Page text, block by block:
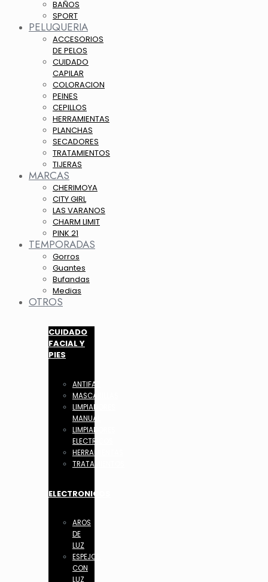
BAÑOS
SPORT
PELUQUERIA
ACCESORIOS
DE PELOS
CUIDADO
CAPILAR
COLORACION
PEINES
CEPILLOS
HERRAMIENTAS
PLANCHAS
SECADORES
TRATAMIENTOS
TIJERAS
MARCAS
CHERIMOYA
CITY GIRL
LAS VARANOS
CHARM LIMIT
PINK 21
TEMPORADAS
Gorros
Guantes
Bufandas
Medias
OTROS
CUIDADO
FACIAL Y
PIES
ANTIFAZ
MASCARILLAS
LIMPIADORES
MANUAL
LIMPIADORES
ELECTRICOS
HERRAMIENTAS
TRATAMIENTOS
ELECTRONICOS
AROS
DE
LUZ
ESPEJOS
CON
LUZ